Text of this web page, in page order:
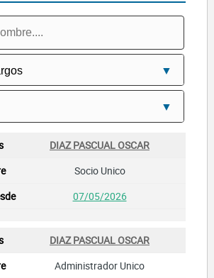
DIAZ PASCUAL OSCAR
Socio Unico
07/05/2026
DIAZ PASCUAL OSCAR
Administrador Unico